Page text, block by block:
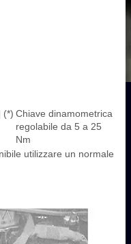
(*) Chiave dinamometrica
regolabile da 5 a 25
Nm
utilizzare un normale